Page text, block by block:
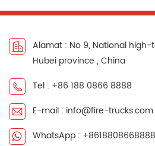
Tiếng Việt
中文
Alamat : No 9, National high-
Hubei province , China
Tel : +86 188 0866 8888
E-mail : info@fire-trucks.com
WhatsApp : +8618808668888